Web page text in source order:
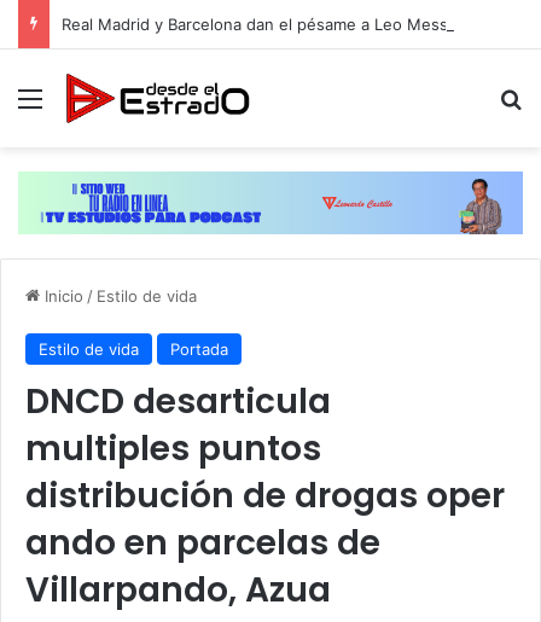
Menú
Inicio / Estilo de vida
Estilo de vida Portada
DNCD desarticula
multiples puntos
distribución de drogas oper
ando en parcelas de
Villarpando, Azua